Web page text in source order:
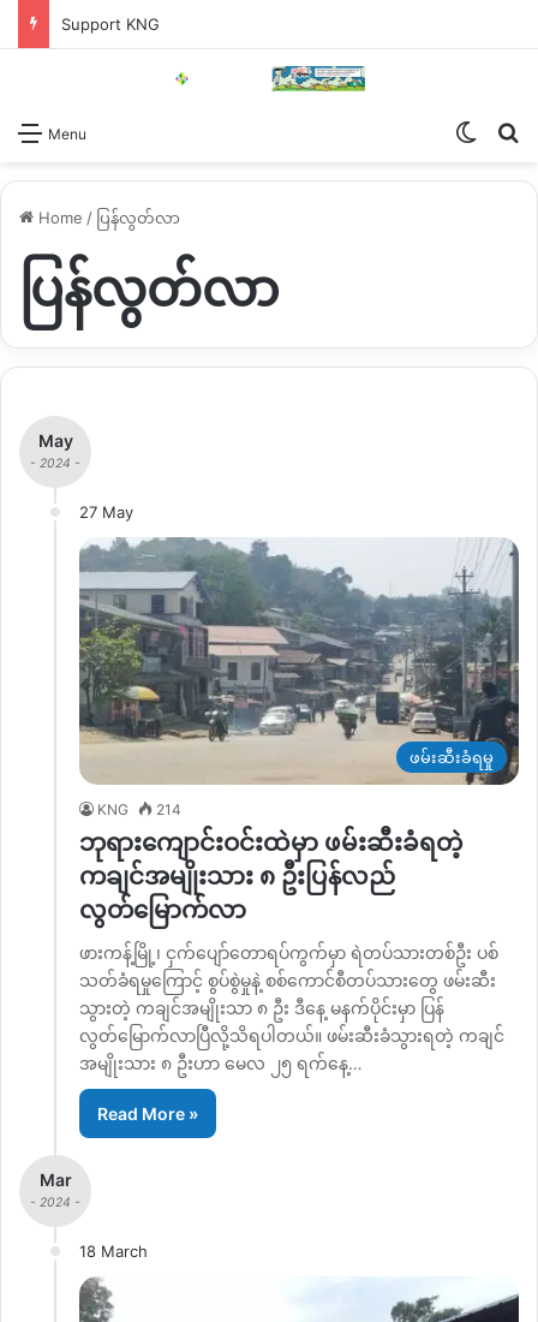
Support KNG
Menu
Home / ပြန်လွတ်လာ
ပြန်လွတ်လာ
May
- 2024 -
27 May
ဖမ်းဆီးခံရမှု
KNG 214
ဘုရားကျောင်းဝင်းထဲမှာ ဖမ်းဆီးခံရတဲ့
ကချင်အမျိုးသား ၈ ဦးပြန်လည်
လွတ်မြောက်လာ
ဖားကန့်မြို့၊ ငှက်ပျော်တောရပ်ကွက်မှာ ရဲတပ်သားတစ်ဦး ပစ်
သတ်ခံရမှုကြောင့် စွပ်စွဲမှုနဲ့ စစ်ကောင်စီတပ်သားတွေ ဖမ်းဆီး
သွားတဲ့ ကချင်အမျိုးသာ ၈ ဦး ဒီနေ့ မနက်ပိုင်းမှာ ပြန်
လွတ်မြောက်လာပြီလို့သိရပါတယ်။ ဖမ်းဆီးခံသွားရတဲ့ ကချင်
အမျိုးသား ၈ ဦးဟာ မေလ ၂၅ ရက်နေ့…
Read More »
Mar
- 2024 -
18 March